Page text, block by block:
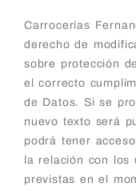
Carrocerías
derecho de
sobre protección
el correcto
de Datos. Si se
nuevo texto será
podrá tener
la relación con
previstas en el